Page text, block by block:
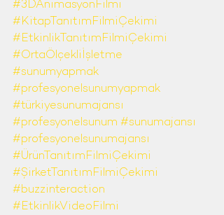
#3DAnimasyonFilmi
#KitapTanıtımFilmiÇekimi
#EtkinlikTanıtımFilmiÇekimi
#OrtaÖlçekliİşletme
#sunumyapmak
#profesyonelsunumyapmak
#türkiyesunumajansı
#profesyonelsunum #sunumajansı
#profesyonelsunumajansı
#ÜrünTanıtımFilmiÇekimi
#ŞirketTanıtımFilmiÇekimi
#buzzinteraction
#EtkinlikVideoFilmi